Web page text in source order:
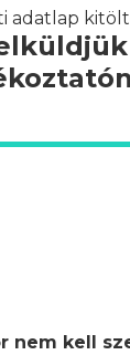
adatlap
nem kell